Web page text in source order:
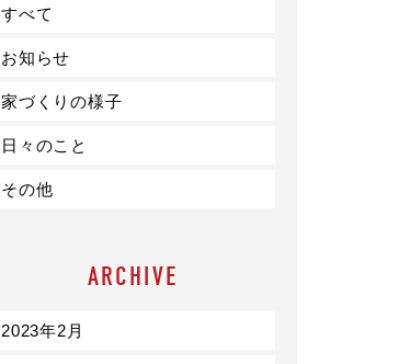
クオリティ
お知らせ
ブログ
スタッフ紹介
採用情報
すべて
お知らせ
家づくりの様子
日々のこと
その他
ARCHIVE
2023年2月